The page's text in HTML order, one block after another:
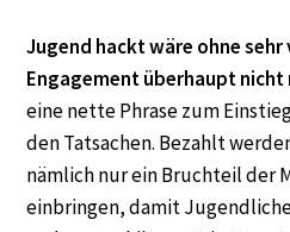
Jugend hackt wäre ohne
Engagement überhaupt nicht
eine nette Phrase zum
den Tatsachen. Bezahlt
nämlich nur ein Bruchteil der
einbringen, damit